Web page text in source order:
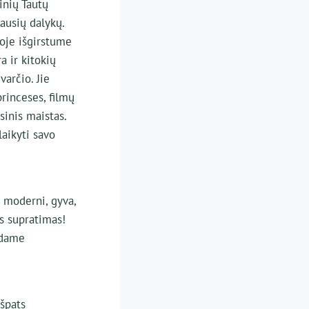
Tautų
dalykų.
išgirstume
ir kitokių
Jie
filmų
maistas.
savo
gyva,
supratimas!